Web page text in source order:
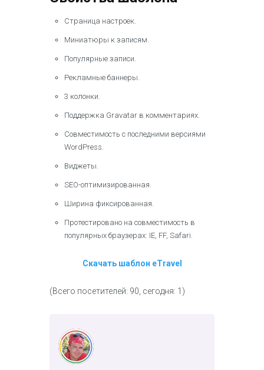
Страница настроек.
Миниатюры к записям.
Популярные записи.
Рекламные баннеры.
3 колонки.
Поддержка Gravatar в комментариях.
Совместимость с последними версиями
WordPress.
Виджеты.
SEO-оптимизированная.
Ширина фиксированная.
Протестировано на совместимость в
популярных браузерах: IE, FF, Safari.
Скачать шаблон eTravel
(Всего посетителей: 90, сегодня: 1)